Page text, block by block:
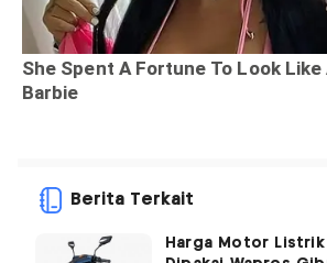
Berita Terkait
Harga Motor Listrik